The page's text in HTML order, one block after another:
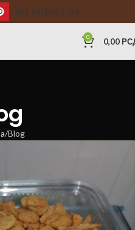
+381 64/100 5758
0 0,00
Blog